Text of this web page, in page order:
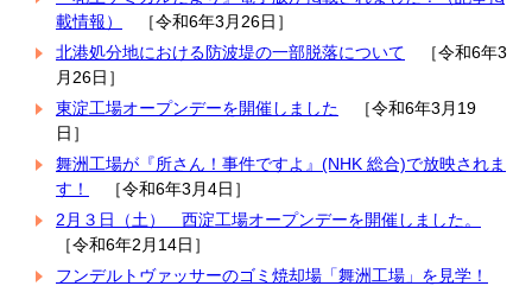
載情報）
［令和6年3月26日］
北港処分地における防波堤の一部脱落について ［令和6年3
月26日］
東淀工場オープンデーを開催しました ［令和6年3月19
日］
舞洲工場が『所さん！事件ですよ』(NHK 総合)で放映されま
す！
［令和6年3月4日］
2月３日（土） 西淀工場オープンデーを開催しました。
［令和6年2月14日］
フンデルトヴァッサーのゴミ焼却場「舞洲工場」を見学！